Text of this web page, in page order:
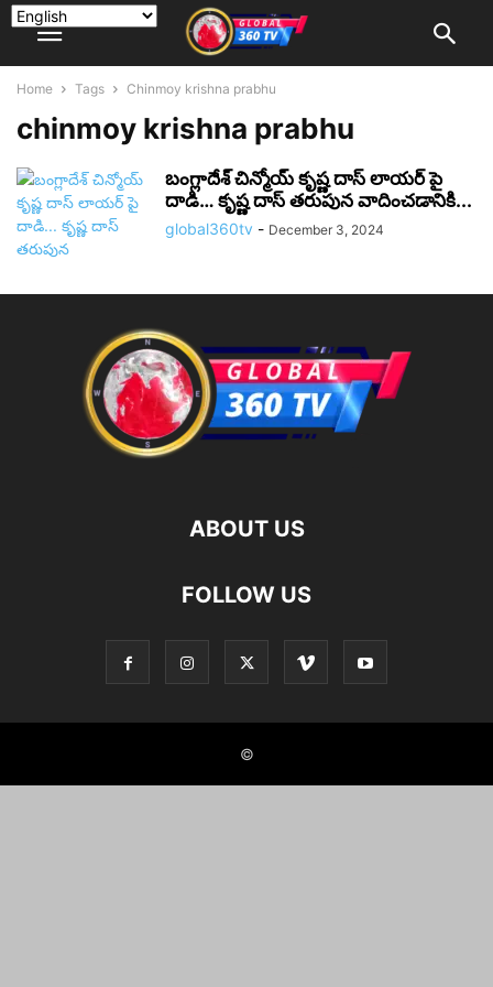
Home Tags Chinmoy krishna prabhu
chinmoy krishna prabhu
బంగ్లాదేశ్ చిన్మోయ్ కృష్ణ దాస్ లాయర్ పై
దాడి… కృష్ణ దాస్ తరుపున వాదించడానికి...
global360tv - December 3, 2024
ABOUT US
FOLLOW US
©